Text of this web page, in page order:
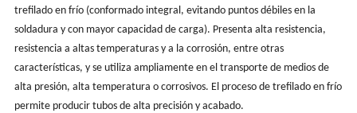
trefilado en frío (conformado integral, evitando puntos débiles en la
soldadura y con mayor capacidad de carga). Presenta alta resistencia,
resistencia a altas temperaturas y a la corrosión, entre otras
características, y se utiliza ampliamente en el transporte de medios de
alta presión, alta temperatura o corrosivos. El proceso de trefilado en frío
permite producir tubos de alta precisión y acabado.